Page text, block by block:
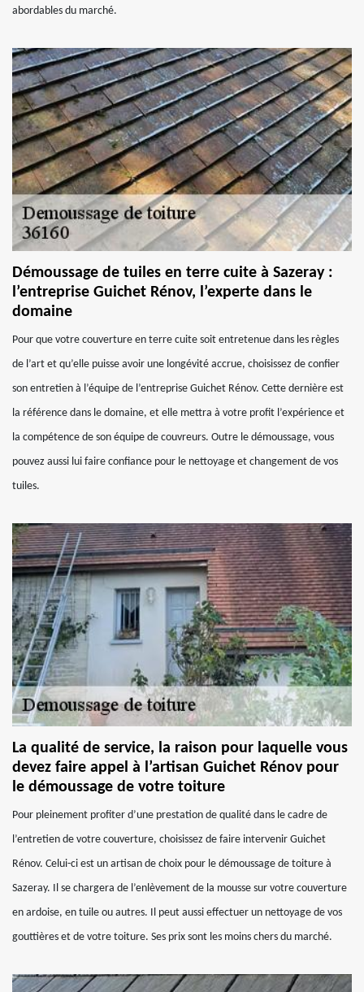
abordables du marché.
Démoussage de tuiles en terre cuite à Sazeray :
l’entreprise Guichet Rénov, l’experte dans le
domaine
Pour que votre couverture en terre cuite soit entretenue dans les règles
de l’art et qu’elle puisse avoir une longévité accrue, choisissez de confier
son entretien à l’équipe de l’entreprise Guichet Rénov. Cette dernière est
la référence dans le domaine, et elle mettra à votre profit l’expérience et
la compétence de son équipe de couvreurs. Outre le démoussage, vous
pouvez aussi lui faire confiance pour le nettoyage et changement de vos
tuiles.
La qualité de service, la raison pour laquelle vous
devez faire appel à l’artisan Guichet Rénov pour
le démoussage de votre toiture
Pour pleinement profiter d’une prestation de qualité dans le cadre de
l’entretien de votre couverture, choisissez de faire intervenir Guichet
Rénov. Celui-ci est un artisan de choix pour le démoussage de toiture à
Sazeray. Il se chargera de l’enlèvement de la mousse sur votre couverture
en ardoise, en tuile ou autres. Il peut aussi effectuer un nettoyage de vos
gouttières et de votre toiture. Ses prix sont les moins chers du marché.